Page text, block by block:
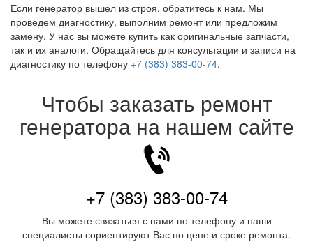
Если генератор вышел из строя, обратитесь к нам. Мы
проведем диагностику, выполним ремонт или предложим
замену. У нас вы можете купить как оригинальные запчасти,
так и их аналоги. Обращайтесь для консультации и записи на
диагностику по телефону +7 (383) 383-00-74.
Чтобы заказать ремонт
генератора на нашем сайте
+7 (383) 383-00-74
Вы можете связаться с нами по телефону и наши
специалисты сориентируют Вас по цене и сроке ремонта.